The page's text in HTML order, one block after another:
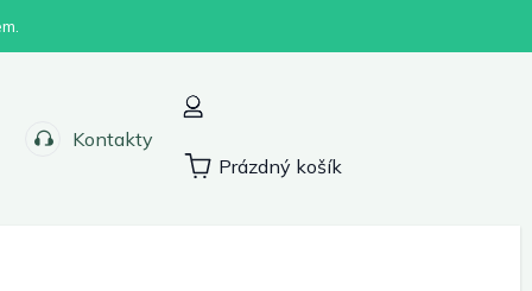
Kontakty
Nákupní
Prázdný košík